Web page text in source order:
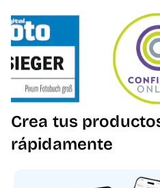
Crea tus
rápidamente